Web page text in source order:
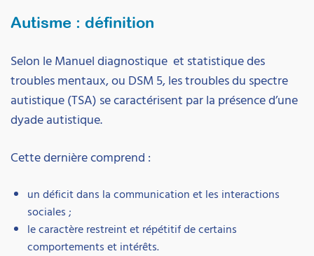
Autisme : définition
Selon le Manuel diagnostique et statistique des
troubles mentaux, ou DSM 5, les troubles du spectre
autistique (TSA) se caractérisent par la présence d’une
dyade autistique.
Cette dernière comprend :
un déficit dans la communication et les interactions
sociales ;
le caractère restreint et répétitif de certains
comportements et intérêts.